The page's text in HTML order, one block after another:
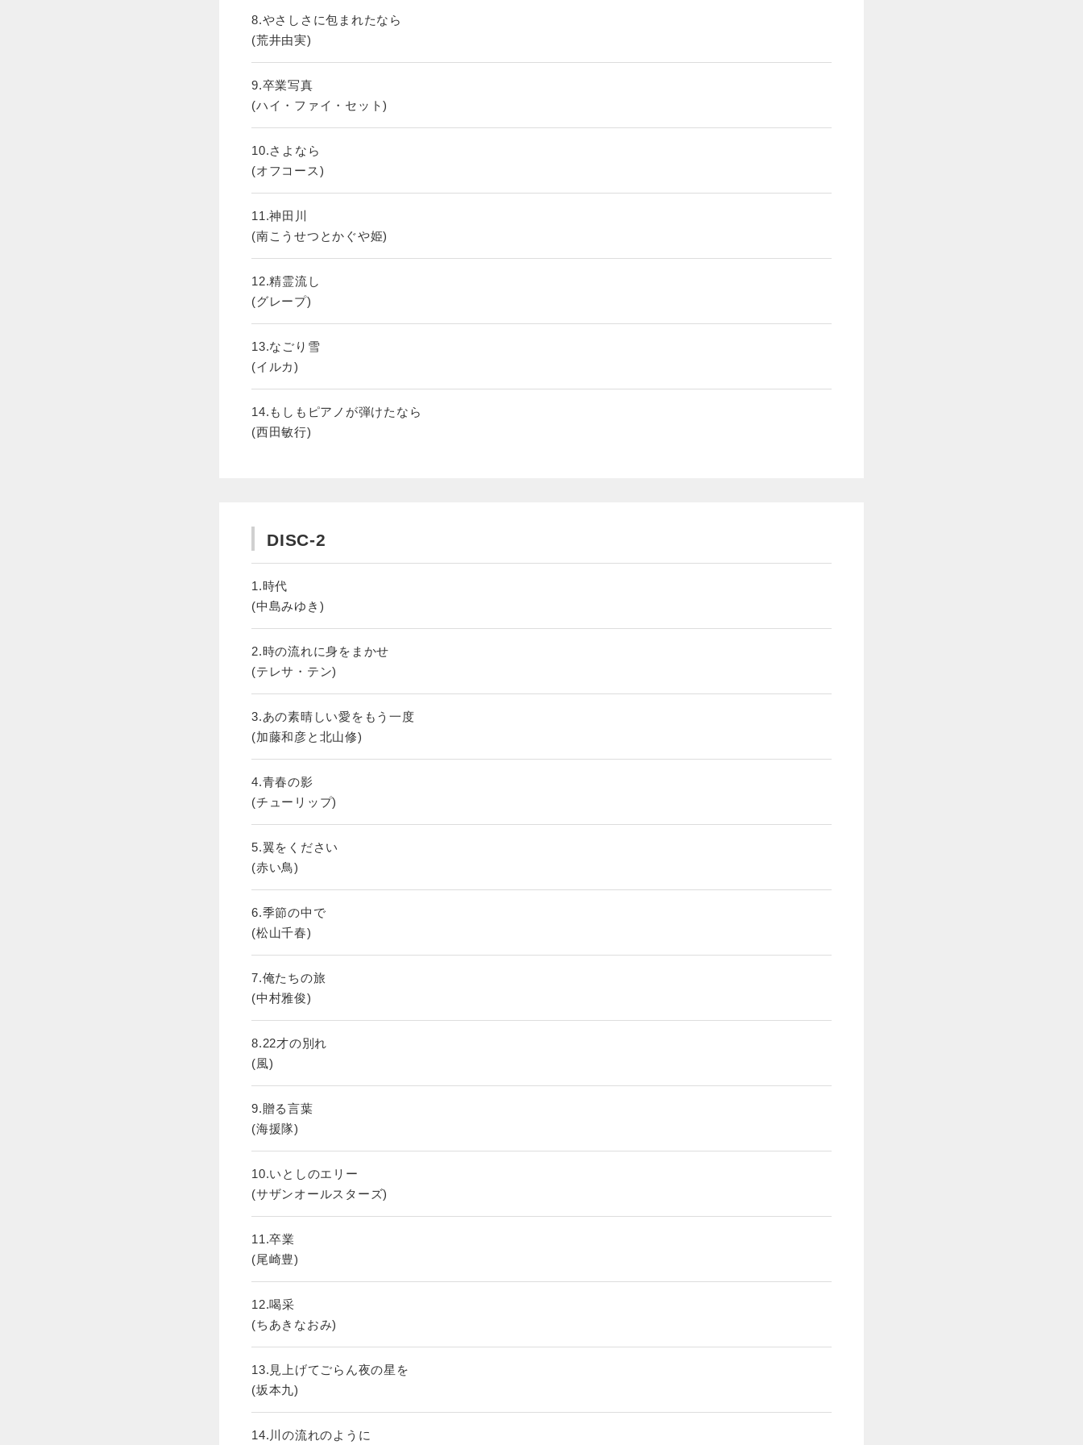
8.やさしさに包まれたなら
(荒井由実)
9.卒業写真
(ハイ・ファイ・セット)
10.さよなら
(オフコース)
11.神田川
(南こうせつとかぐや姫)
12.精霊流し
(グレープ)
13.なごり雪
(イルカ)
14.もしもピアノが弾けたなら
(西田敏行)
DISC-2
1.時代
(中島みゆき)
2.時の流れに身をまかせ
(テレサ・テン)
3.あの素晴しい愛をもう一度
(加藤和彦と北山修)
4.青春の影
(チューリップ)
5.翼をください
(赤い鳥)
6.季節の中で
(松山千春)
7.俺たちの旅
(中村雅俊)
8.22才の別れ
(風)
9.贈る言葉
(海援隊)
10.いとしのエリー
(サザンオールスターズ)
11.卒業
(尾崎豊)
12.喝采
(ちあきなおみ)
13.見上げてごらん夜の星を
(坂本九)
14.川の流れのように